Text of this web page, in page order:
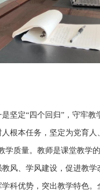
坚定“四个回归”，守牢
根本任务，坚定为党育人
质量。教师是课堂教学
风、学风建设，促进教
科优势，突出教学特色